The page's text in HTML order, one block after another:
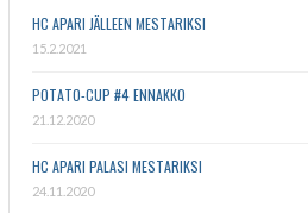
HC APARI JÄLLEEN MESTARIKSI
15.2.2021
POTATO-CUP #4 ENNAKKO
21.12.2020
HC APARI PALASI MESTARIKSI
24.11.2020